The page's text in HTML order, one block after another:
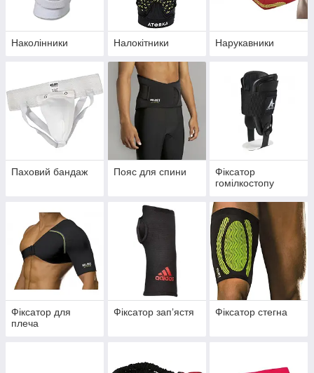
Наколінники Налокітники Нарукавники
Паховий бандаж Пояс для спини
Фіксатор
гомілкостопу
Фіксатор для
плеча
Фіксатор запʼястя Фіксатор стегна